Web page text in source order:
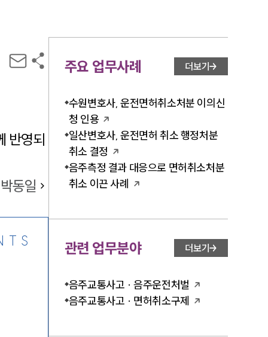
반영되
박동일
주요 업무사례 더보기
수원변호사, 운전면허취소처분 이의신
청 인용
일산변호사, 운전면허 취소 행정처분
취소 결정
음주측정 결과 대응으로 면허취소처분
취소 이끈 사례
관련 업무분야 더보기
음주교통사고 · 음주운전처벌
음주교통사고 · 면허취소구제